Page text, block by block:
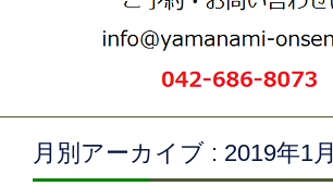
月別アーカイブ : 2019年1月